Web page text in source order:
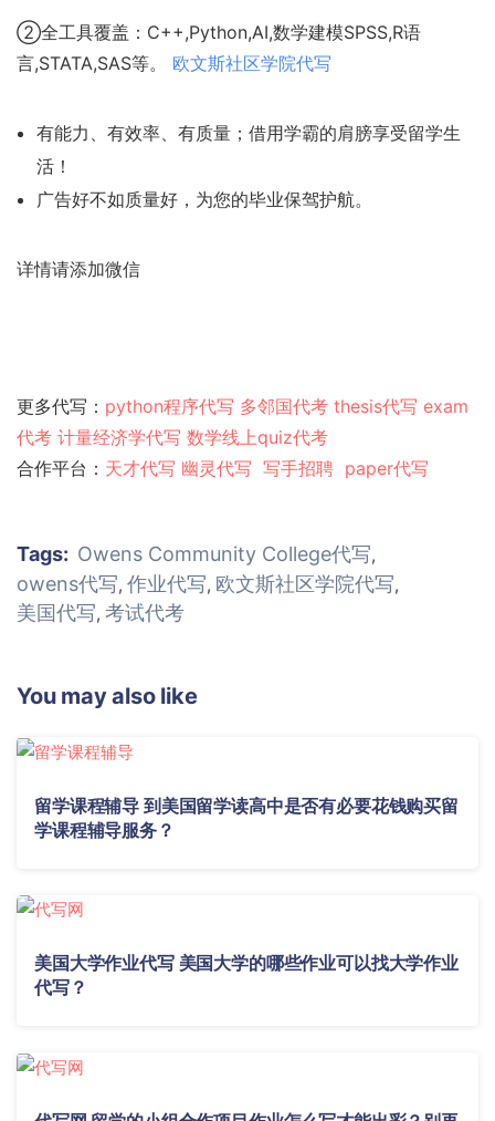
②全工具覆盖：C++,Python,AI,数学建模SPSS,R语
言,STATA,SAS等。 欧文斯社区学院代写
有能力、有效率、有质量；借用学霸的肩膀享受留学生
活！
广告好不如质量好，为您的毕业保驾护航。
详情请添加微信
更多代写： python程序代写 多邻国代考 thesis代写 exam
代考 计量经济学代写 数学线上quiz代考
合作平台： 天才代写 幽灵代写 写手招聘 paper代写
Tags: Owens Community College代写,
owens代写, 作业代写, 欧文斯社区学院代写,
美国代写, 考试代考
You may also like
留学课程辅导 到美国留学读高中是否有必要花钱购买留
学课程辅导服务？
美国大学作业代写 美国大学的哪些作业可以找大学作业
代写？